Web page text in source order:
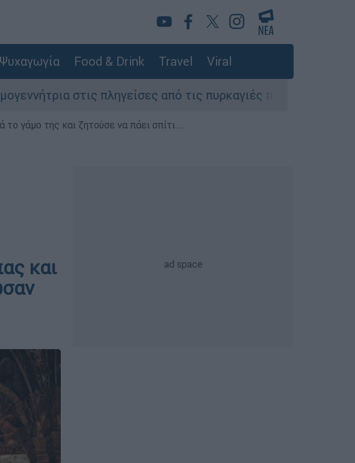
Ψυχαγωγία Food & Drink Travel Viral
από τις πυρκαγιές περιοχές της Αττικής»
γάμο της και ζητούσε να πάει σπίτι...
και